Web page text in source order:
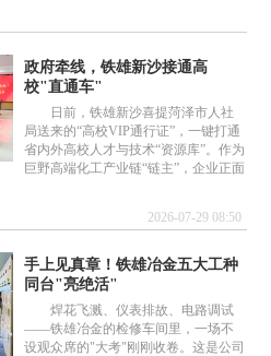
政府牵线，铁雄新沙接通高
校"直通车"
日前，铁雄新沙喜提菏泽市人社
局送来的“高校VIP通行证”，一键打通
省内外高校人才与技术“资源库”。作为
巨野高端化工产业链“链主”，企业正面
2026-07-29 08:50
手上见真章！铁雄冶金五大工种
同台"亮绝活"
焊花飞溅、仪表排故、电路调试
——铁雄冶金的检修车间里，一场不
设观众席的"大考"刚刚收卷。这是公司